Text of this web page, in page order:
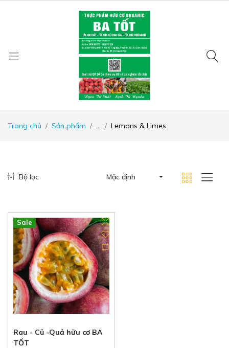
Trang chủ Sản phẩm ... Lemons & Limes
Bộ lọc Mặc định
Hot
New
Sale
Rau - Củ -Quả hữu cơ BA
TỐT